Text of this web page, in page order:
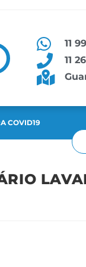
11
11
COVID19